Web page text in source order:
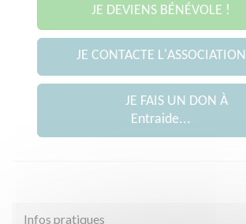
JE DEVIENS BÉNÉVOLE !
JE CONTACTE L'ASSOCIATION
JE FAIS UN DON À
Entraide...
Infos pratiques